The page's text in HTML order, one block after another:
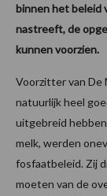
binnen het beleid
nastreeft, de
kunnen voorzien.
Voorzitter van De
natuurlijk heel
uitgebreid
melk, werden
fosfaatbeleid. Zij
moeten van de